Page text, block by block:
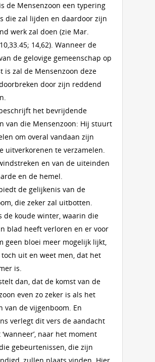
de Mensenzoon een typering
die zal lijden en daardoor zijn
werk zal doen (zie Mar.
14,62). Wanneer de
de gelovige gemeenschap op
is zal de Mensenzoon deze
door zijn reddend
het bevrijdende
van die Mensenzoon: Hij stuurt
om overal vandaan zijn
uitverkorenen te verzamelen.
en van de uiteinden
en de hemel.
de gelijkenis van de
die zeker zal uitbotten.
de koude winter, waarin die
blad heeft verloren en er voor
geen bloei meer mogelijk lijkt,
uit en weet men, dat het
is.
dan, dat de komst van de
even zo zeker is als het
van de vijgenboom. En
verlegt dit vers de aandacht
naar het moment
gebeurtenissen, die zijn